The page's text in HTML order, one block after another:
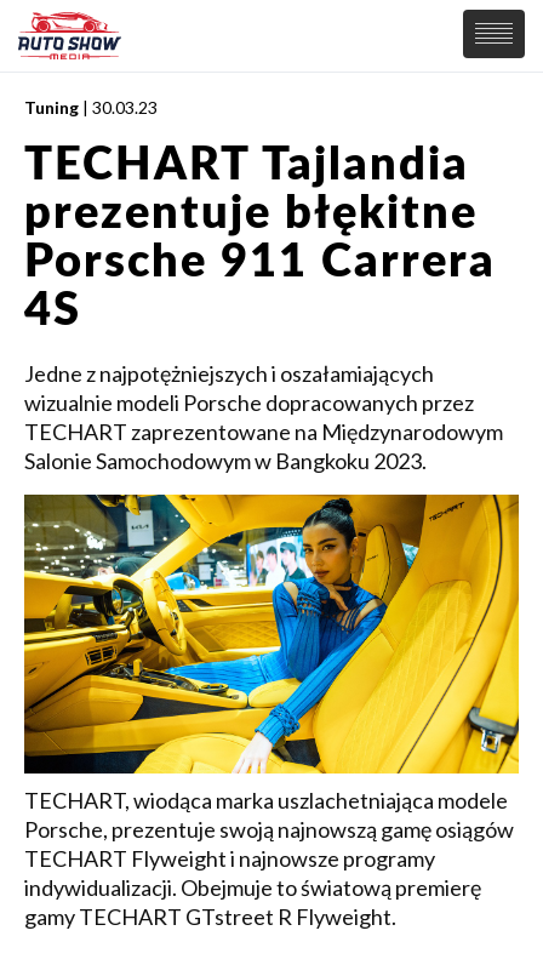
PREMIERY
SAMOCHODY
Wiadomości
Supersamochody
Samochody Koncepcyjne
Tuning
Elektryczne
MOTORSPORT
Tuning | 30.03.23
TECHART Tajlandia
prezentuje błękitne
Porsche 911 Carrera
4S
Jedne z najpotężniejszych i oszałamiających
wizualnie modeli Porsche dopracowanych przez
TECHART zaprezentowane na Międzynarodowym
Salonie Samochodowym w Bangkoku 2023.
TECHART, wiodąca marka uszlachetniająca modele
Porsche, prezentuje swoją najnowszą gamę osiągów
TECHART Flyweight i najnowsze programy
indywidualizacji. Obejmuje to światową premierę
gamy TECHART GTstreet R Flyweight.